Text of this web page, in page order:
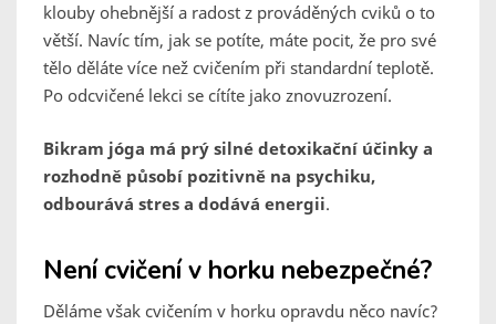
klouby ohebnější a radost z prováděných cviků o to
větší. Navíc tím, jak se potíte, máte pocit, že pro své
tělo děláte více než cvičením při standardní teplotě.
Po odcvičené lekci se cítíte jako znovuzrození.
Bikram jóga má prý silné detoxikační účinky a
rozhodně působí pozitivně na psychiku,
odbourává stres a dodává energii.
Není cvičení v horku nebezpečné?
Děláme však cvičením v horku opravdu něco navíc?